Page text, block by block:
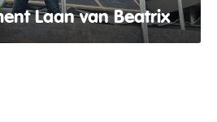
Laan van Beatrix